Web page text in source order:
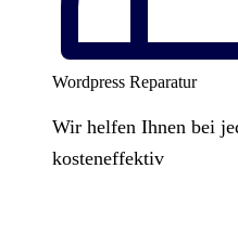
Wordpress Reparatur
Wir helfen Ihnen bei
kosteneffektiv